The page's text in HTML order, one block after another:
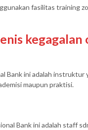
fasilitas training
kegagalan
Bank ini adalah instruktur
maupun praktisi.
Bank ini adalah staff